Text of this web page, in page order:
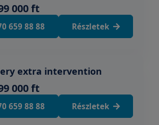
000 ft
659 88 88 Részletek
extra intervention
000 ft
659 88 88 Részletek